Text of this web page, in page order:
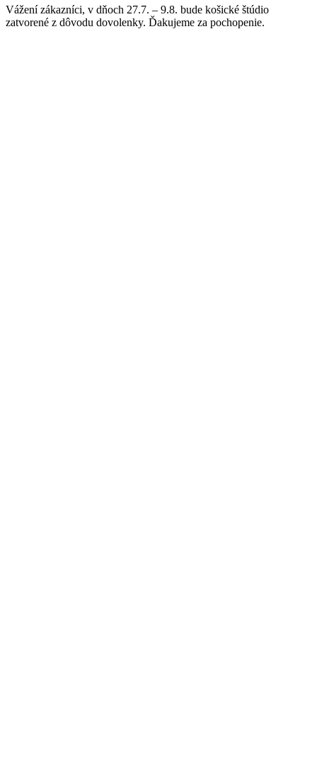
Vážení zákazníci, v dňoch 27.7. – 9.8. bude košické štúdio
zatvorené z dôvodu dovolenky. Ďakujeme za pochopenie.